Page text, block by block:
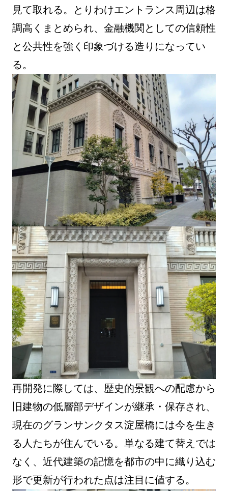
見て取れる。とりわけエントランス周辺は格
調高くまとめられ、金融機関としての信頼性
と公共性を強く印象づける造りになってい
る。
再開発に際しては、歴史的景観への配慮から
旧建物の低層部デザインが継承・保存され、
現在のグランサンクタス淀屋橋には今を生き
る人たちが住んでいる。単なる建て替えでは
なく、近代建築の記憶を都市の中に織り込む
形で更新が行われた点は注目に値する。